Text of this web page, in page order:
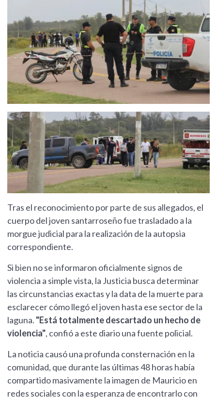
Tras el reconocimiento por parte de sus allegados, el
cuerpo del joven santarroseño fue trasladado a la
morgue judicial para la realización de la autopsia
correspondiente.
Si bien no se informaron oficialmente signos de
violencia a simple vista, la Justicia busca determinar
las circunstancias exactas y la data de la muerte para
esclarecer cómo llegó el joven hasta ese sector de la
laguna. "Está totalmente descartado un hecho de
violencia", confió a este diario una fuente policial.
La noticia causó una profunda consternación en la
comunidad, que durante las últimas 48 horas había
compartido masivamente la imagen de Mauricio en
redes sociales con la esperanza de encontrarlo con